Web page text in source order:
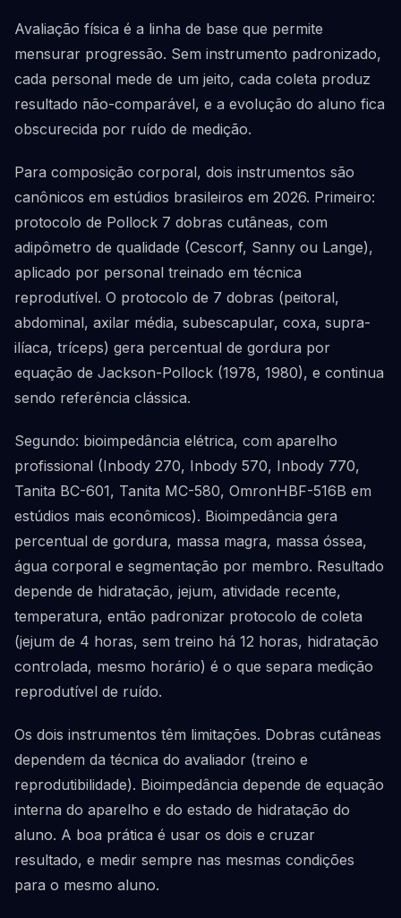
Avaliação física é a linha de base que permite
mensurar progressão. Sem instrumento padronizado,
cada personal mede de um jeito, cada coleta produz
resultado não-comparável, e a evolução do aluno fica
obscurecida por ruído de medição.
Para composição corporal, dois instrumentos são
canônicos em estúdios brasileiros em 2026. Primeiro:
protocolo de Pollock 7 dobras cutâneas, com
adipômetro de qualidade (Cescorf, Sanny ou Lange),
aplicado por personal treinado em técnica
reprodutível. O protocolo de 7 dobras (peitoral,
abdominal, axilar média, subescapular, coxa, supra-
ilíaca, tríceps) gera percentual de gordura por
equação de Jackson-Pollock (1978, 1980), e continua
sendo referência clássica.
Segundo: bioimpedância elétrica, com aparelho
profissional (Inbody 270, Inbody 570, Inbody 770,
Tanita BC-601, Tanita MC-580, OmronHBF-516B em
estúdios mais econômicos). Bioimpedância gera
percentual de gordura, massa magra, massa óssea,
água corporal e segmentação por membro. Resultado
depende de hidratação, jejum, atividade recente,
temperatura, então padronizar protocolo de coleta
(jejum de 4 horas, sem treino há 12 horas, hidratação
controlada, mesmo horário) é o que separa medição
reprodutível de ruído.
Os dois instrumentos têm limitações. Dobras cutâneas
dependem da técnica do avaliador (treino e
reprodutibilidade). Bioimpedância depende de equação
interna do aparelho e do estado de hidratação do
aluno. A boa prática é usar os dois e cruzar
resultado, e medir sempre nas mesmas condições
para o mesmo aluno.